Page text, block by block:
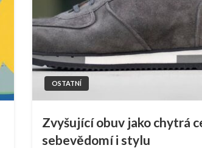
OSTATNÍ
Zvyšující obuv jako chytrá
sebevědomí i stylu